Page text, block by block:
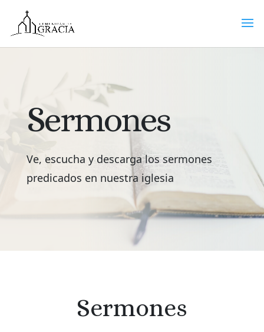
Sermones
Ve, escucha y descarga los sermones
predicados en nuestra iglesia
Sermones